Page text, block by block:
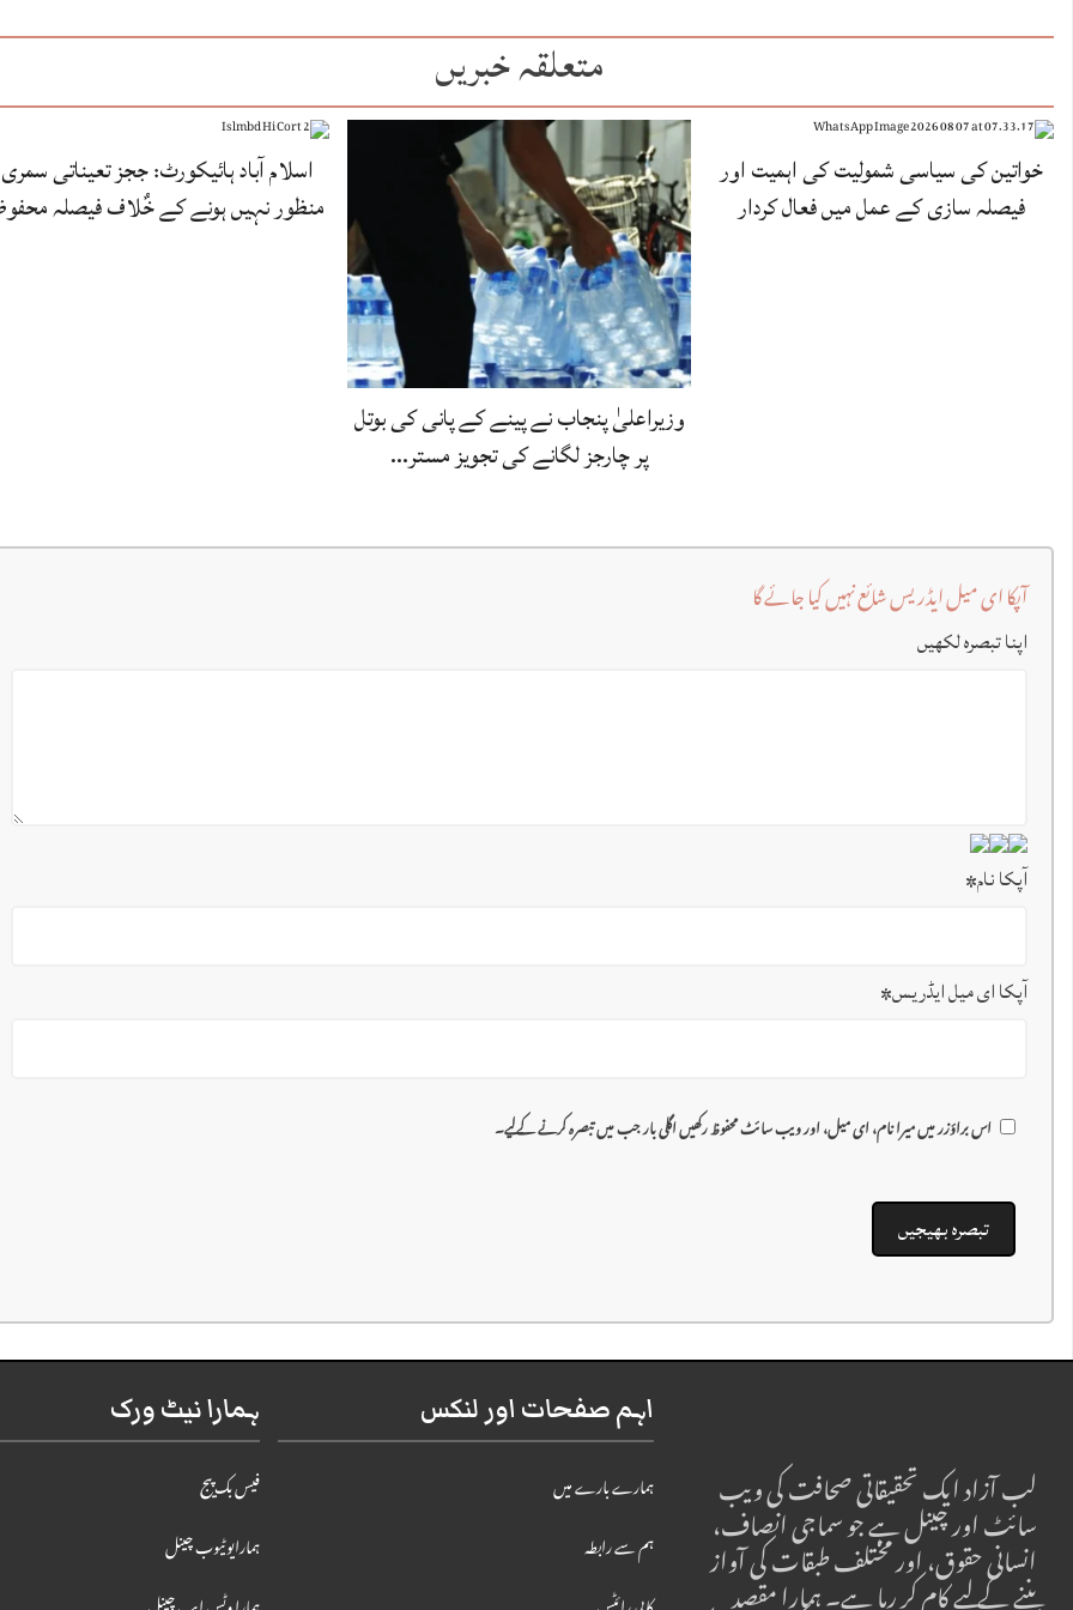
متعلقہ خبریں
خواتین کی سیاسی شمولیت کی اہمیت اور
فیصلہ سازی کے عمل میں فعال کردار
وزیراعلیٰ پنجاب نے پینے کے پانی کی بوتل
پر چارجز لگانے کی تجویز مستر…
اسلام آباد ہائیکورٹ: ججز تعیناتی سمری
منظور نہیں‌ ہونے کے خٌلاف فیصلہ
آپکا ای میل ایڈریس شائع نہیں کیا جائے گا
اپنا تبصرہ لکھیں
آپکا نام*
آپکا ای میل ایڈریس*
اس براؤزر میں میرا نام، ای میل، اور ویب سائٹ محفوظ رکھیں اگلی بار جب میں تبصرہ کرنے کےلیے۔
لب آزاد ایک تحقیقاتی صحافت کی ویب
سائٹ اور چینل ہے جو سماجی انصاف،
انسانی حقوق، اور مختلف طبقات کی آواز
اہم صفحات اور لنکس
ہمارے بارے میں
ہم سے رابطہ
ہمارا نیٹ ورک
فیس بک پیج
ہمارایوٹیوب چینل